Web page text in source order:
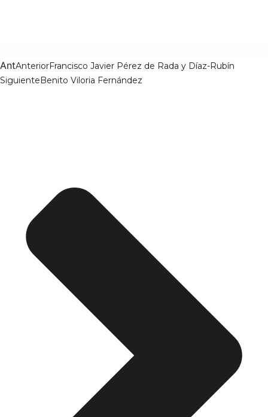
AntAnteriorFrancisco Javier Pérez de Rada y Díaz-Rubín
SiguienteBenito Viloria Fernández